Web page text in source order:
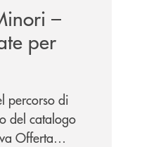
–
per
percorso di
del catalogo
Offerta